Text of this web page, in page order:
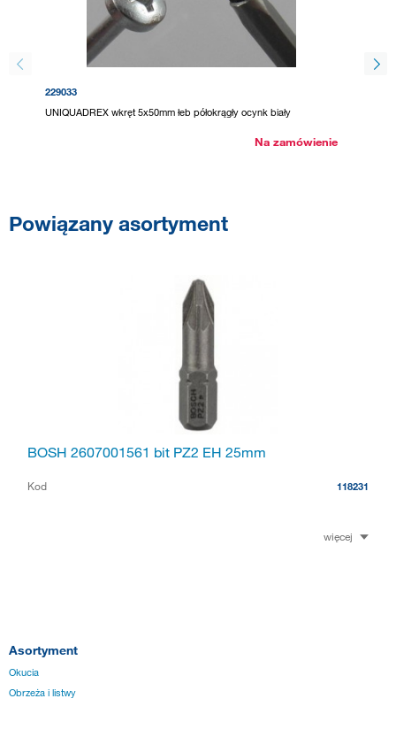
229033
UNIQUADREX wkręt 5x50mm łeb półokrągły ocynk biały
Na zamówienie
Powiązany asortyment
BOSH 2607001561 bit PZ2 EH 25mm
Kod 118231
więcej
Asortyment
Okucia
Obrzeża i listwy